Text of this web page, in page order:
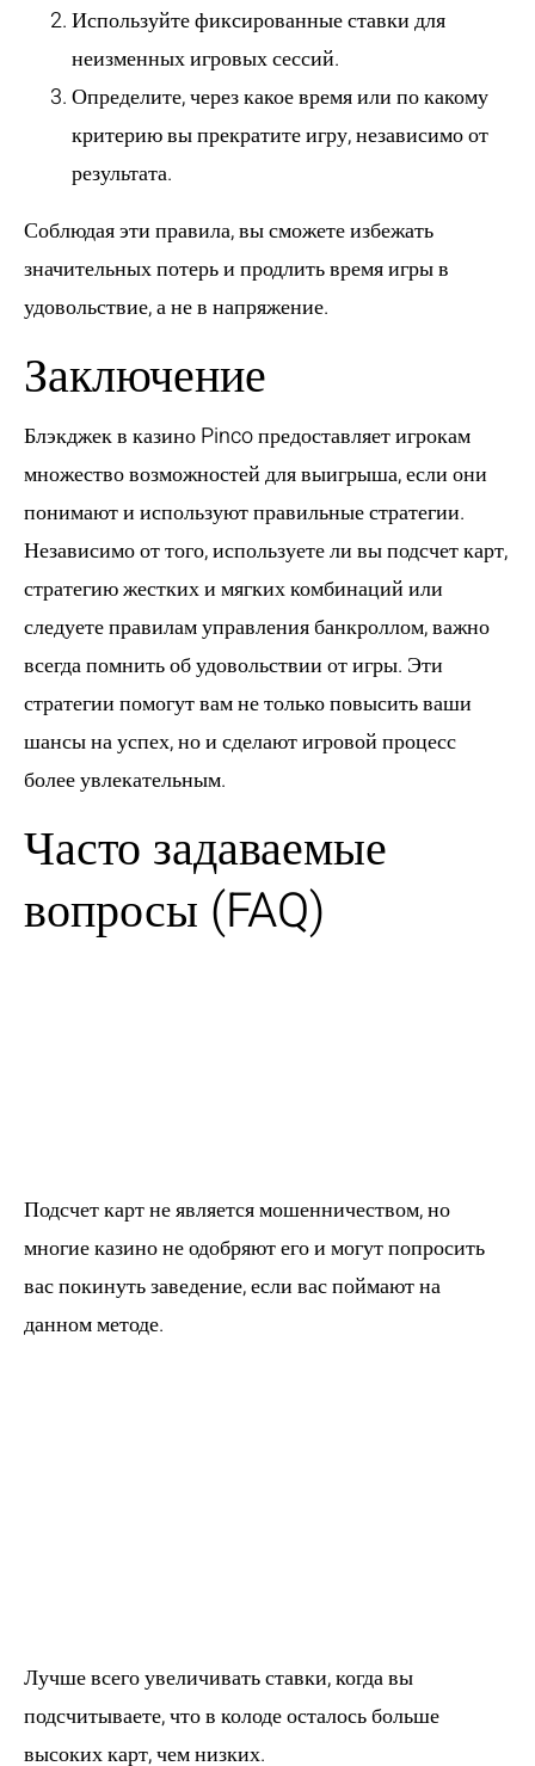
Используйте фиксированные ставки для
неизменных игровых сессий.
Определите, через какое время или по какому
критерию вы прекратите игру, независимо от
результата.
Соблюдая эти правила, вы сможете избежать
значительных потерь и продлить время игры в
удовольствие, а не в напряжение.
Заключение
Блэкджек в казино Pinco предоставляет игрокам
множество возможностей для выигрыша, если они
понимают и используют правильные стратегии.
Независимо от того, используете ли вы подсчет карт,
стратегию жестких и мягких комбинаций или
следуете правилам управления банкроллом, важно
всегда помнить об удовольствии от игры. Эти
стратегии помогут вам не только повысить ваши
шансы на успех, но и сделают игровой процесс
более увлекательным.
Часто задаваемые
вопросы (FAQ)
Подсчет карт не является мошенничеством, но
многие казино не одобряют его и могут попросить
вас покинуть заведение, если вас поймают на
данном методе.
Лучше всего увеличивать ставки, когда вы
подсчитываете, что в колоде осталось больше
высоких карт, чем низких.